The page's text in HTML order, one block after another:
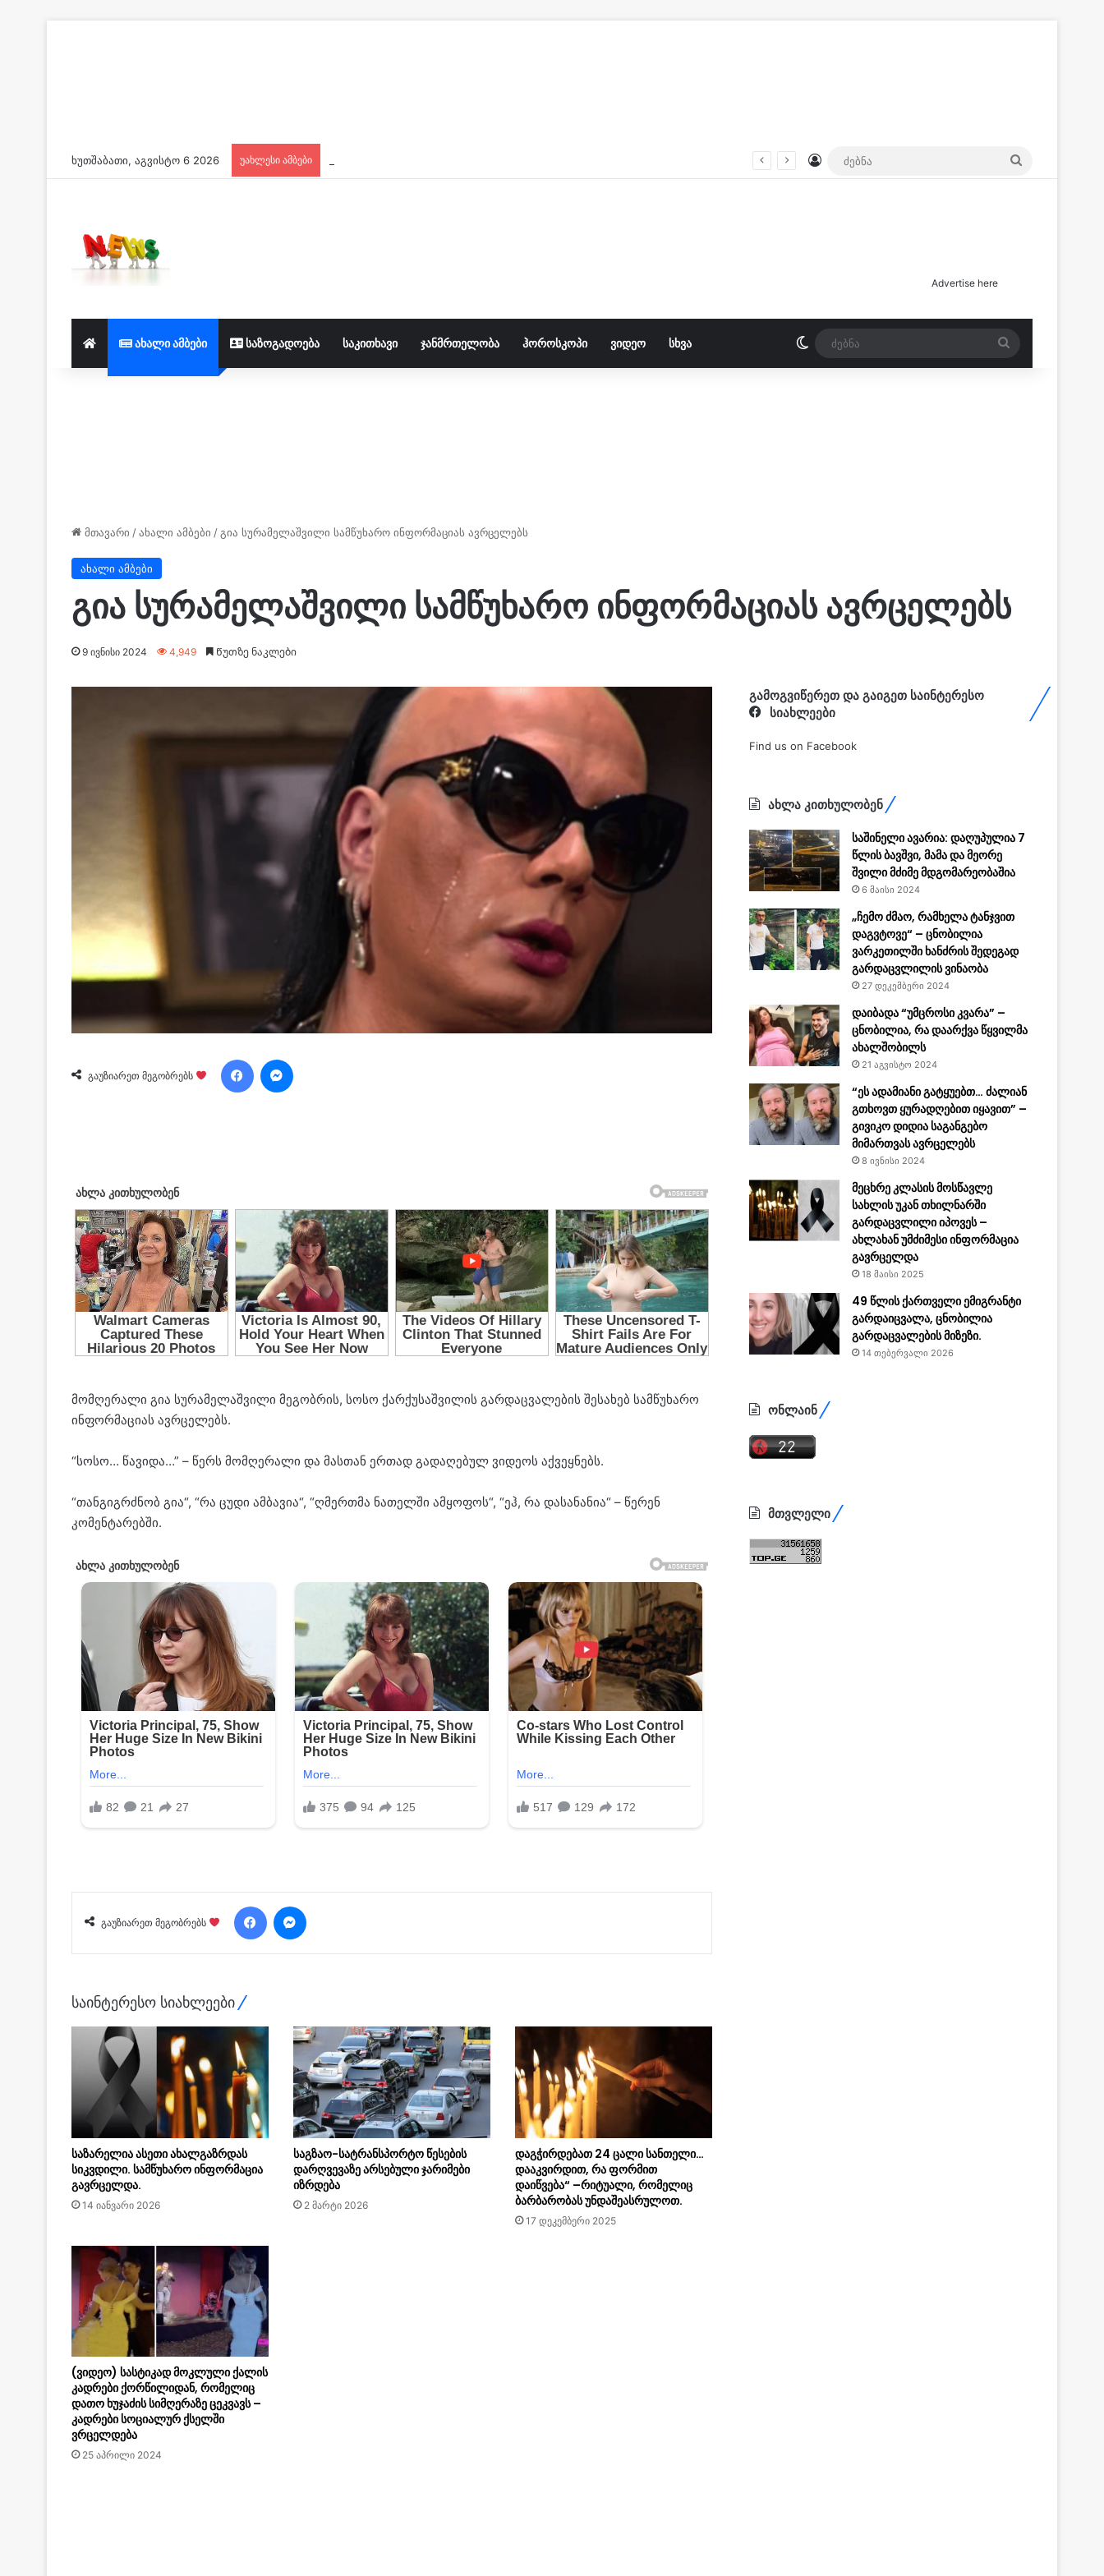
ხუთშაბათი, აგვისტო 6 2026 უახლესი ამბები Log In
Advertise here
ახალი ამბები საზოგადოება საკითხავი ჯანმრთელობა ჰოროსკოპი ვიდეო სხვა Switch skin
მთავარი /ახალი ამბები /გია სურამელაშვილი სამწუხარო ინფორმაციას ავრცელებს
ახალი ამბები
გია სურამელაშვილი სამწუხარო ინფორმაციას ავრცელებს
9 ივნისი 2024 4,949 Წუთზე ნაკლები
გაუზიარეთ მეგობრებს
Facebook
მომღერალი გია სურამელაშვილი მეგობრის, სოსო ქარქუსაშვილის გარდაცვალების შესახებ სამწუხარო
ინფორმაციას ავრცელებს.
“სოსო… წავიდა…” – წერს მომღერალი და მასთან ერთად გადაღებულ ვიდეოს აქვეყნებს.
“თანგიგრძნობ გია“, “რა ცუდი ამბავია“, “ღმერთმა ნათელში ამყოფოს“, “ეჰ, რა დასანანია“ – წერენ
კომენტარებში.
გაუზიარეთ მეგობრებს
Facebook
საინტერესო სიახლეები
საზარელია ასეთი ახალგაზრდას
სიკვდილი. სამწუხარო ინფორმაცია
გავრცელდა.
14 იანვარი 2026
საგზაო-სატრანსპორტო წესების
დარღვევაზე არსებული ჯარიმები
იზრდება
2 მარტი 2026
დაგჭირდებათ 24 ცალი სანთელი…
დააკვირდით, რა ფორმით
დაიწვება“ –რიტუალი, რომელიც
ბარბარობას უნდაშეასრულოთ.
17 დეკემბერი 2025
(ვიდეო) სასტიკად მოკლული ქალის
კადრები ქორწილიდან, რომელიც
დათო ხუჯაძის სიმღერაზე ცეკვავს –
კადრები სოციალურ ქსელში
ვრცელდება
25 აპრილი 2024
გამოგვიწერეთ და გაიგეთ საინტერესო
სიახლეები
Find us on Facebook
ახლა კითხულობენ
საშინელი ავარია: დაღუპულია 7
წლის ბავშვი, მამა და მეორე
შვილი მძიმე მდგომარეობაშია
6 მაისი 2024
„ჩემო ძმაო, რამხელა ტანჯვით
დაგვტოვე“ – ცნობილია
ვარკეთილში ხანძრის შედეგად
გარდაცვლილის ვინაობა
27 დეკემბერი 2024
დაიბადა “უმცროსი კვარა” –
ცნობილია, რა დაარქვა წყვილმა
ახალშობილს
21 აგვისტო 2024
“ეს ადამიანი გატყუებთ… ძალიან
გთხოვთ ყურადღებით იყავით” –
გივიკო დიდია საგანგებო
მიმართვას ავრცელებს
8 ივნისი 2024
მეცხრე კლასის მოსწავლე
სახლის უკან თხილნარში
გარდაცვლილი იპოვეს –
ახლახან უმძიმესი ინფორმაცია
გავრცელდა
18 მაისი 2025
49 წლის ქართველი ემიგრანტი
გარდაიცვალა, ცნობილია
გარდაცვალების მიზეზი.
14 თებერვალი 2026
ონლაინ
მთვლელი